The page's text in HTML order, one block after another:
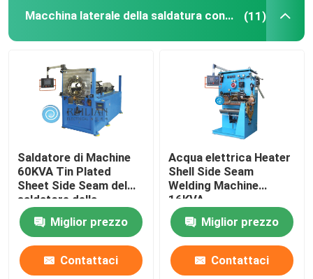
Attrezzature della verniciatura a spruzzo
laminatoio della condotta
Macchina laterale della saldatura continua (11)
Saldatore di Machine
60KVA Tin Plated
Sheet Side Seam del
saldatore della
cucitura
Miglior prezzo
Contattaci
Acqua elettrica Heater
Shell Side Seam
Welding Machine
16KVA
Miglior prezzo
Contattaci